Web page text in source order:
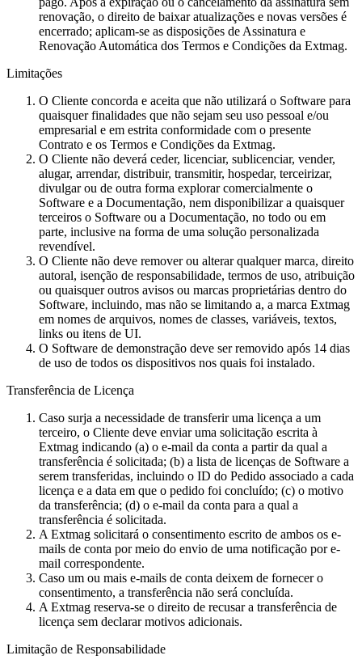
renovação, o direito de baixar atualizações e novas versões é
encerrado; aplicam-se as disposições de Assinatura e
Renovação Automática dos Termos e Condições da Extmag.
Limitações
O Cliente concorda e aceita que não utilizará o Software para
quaisquer finalidades que não sejam seu uso pessoal e/ou
empresarial e em estrita conformidade com o presente
Contrato e os Termos e Condições da Extmag.
O Cliente não deverá ceder, licenciar, sublicenciar, vender,
alugar, arrendar, distribuir, transmitir, hospedar, terceirizar,
divulgar ou de outra forma explorar comercialmente o
Software e a Documentação, nem disponibilizar a quaisquer
terceiros o Software ou a Documentação, no todo ou em
parte, inclusive na forma de uma solução personalizada
revendível.
O Cliente não deve remover ou alterar qualquer marca, direito
autoral, isenção de responsabilidade, termos de uso, atribuição
ou quaisquer outros avisos ou marcas proprietárias dentro do
Software, incluindo, mas não se limitando a, a marca Extmag
em nomes de arquivos, nomes de classes, variáveis, textos,
links ou itens de UI.
O Software de demonstração deve ser removido após 14 dias
de uso de todos os dispositivos nos quais foi instalado.
Transferência de Licença
Caso surja a necessidade de transferir uma licença a um
terceiro, o Cliente deve enviar uma solicitação escrita à
Extmag indicando (a) o e-mail da conta a partir da qual a
transferência é solicitada; (b) a lista de licenças de Software a
serem transferidas, incluindo o ID do Pedido associado a cada
licença e a data em que o pedido foi concluído; (c) o motivo
da transferência; (d) o e-mail da conta para a qual a
transferência é solicitada.
A Extmag solicitará o consentimento escrito de ambos os e-
mails de conta por meio do envio de uma notificação por e-
mail correspondente.
Caso um ou mais e-mails de conta deixem de fornecer o
consentimento, a transferência não será concluída.
A Extmag reserva-se o direito de recusar a transferência de
licença sem declarar motivos adicionais.
Limitação de Responsabilidade